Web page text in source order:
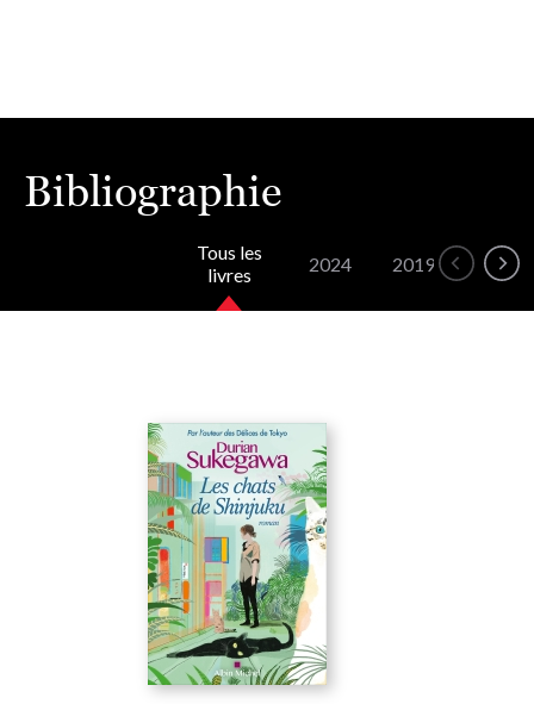
Bibliographie
Tous les
livres
2024 2019 2017